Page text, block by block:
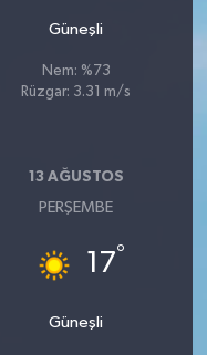
Güneşli
Nem: %73
Rüzgar: 3.31 m/s
13 AĞUSTOS
PERŞEMBE
17°
Güneşli